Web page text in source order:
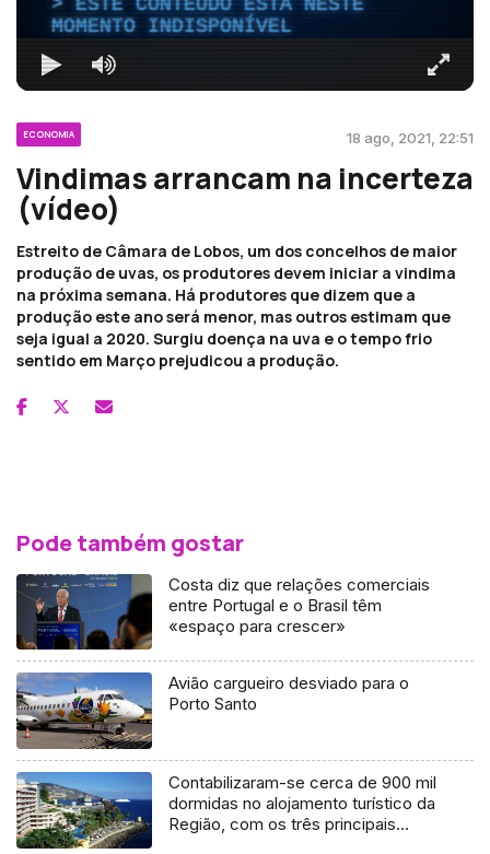
MOMENTO INDISPONÍVEL
ECONOMIA 18 ago, 2021, 22:51
Vindimas arrancam na incerteza
(vídeo)
Estreito de Câmara de Lobos, um dos concelhos de maior
produção de uvas, os produtores devem iniciar a vindima
na próxima semana. Há produtores que dizem que a
produção este ano será menor, mas outros estimam que
seja igual a 2020. Surgiu doença na uva e o tempo frio
sentido em Março prejudicou a produção.
Pode também gostar
Costa diz que relações comerciais
entre Portugal e o Brasil têm
«espaço para crescer»
Avião cargueiro desviado para o
Porto Santo
Contabilizaram-se cerca de 900 mil
dormidas no alojamento turístico da
Região, com os três principais